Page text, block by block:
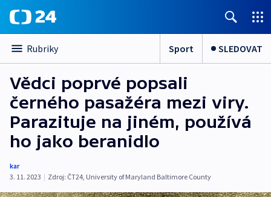
Rubriky Sport SLEDOVAT
Vědci poprvé popsali
černého pasažéra mezi viry.
Parazituje na jiném, používá
ho jako beranidlo
kar
3. 11. 2023 | Zdroj: ČT24, University of Maryland Baltimore County